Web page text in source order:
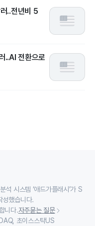
..전년비 5
..AI 전환으로
석 시스템 ‘애드가플래시’가 S
성했습니다.
니다.자주묻는 질문
초이스스탁US